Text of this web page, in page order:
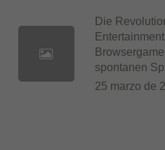
Die
spontanen
25 marzo de